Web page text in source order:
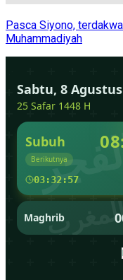
Pasca Siyono,
Muhammadiyah